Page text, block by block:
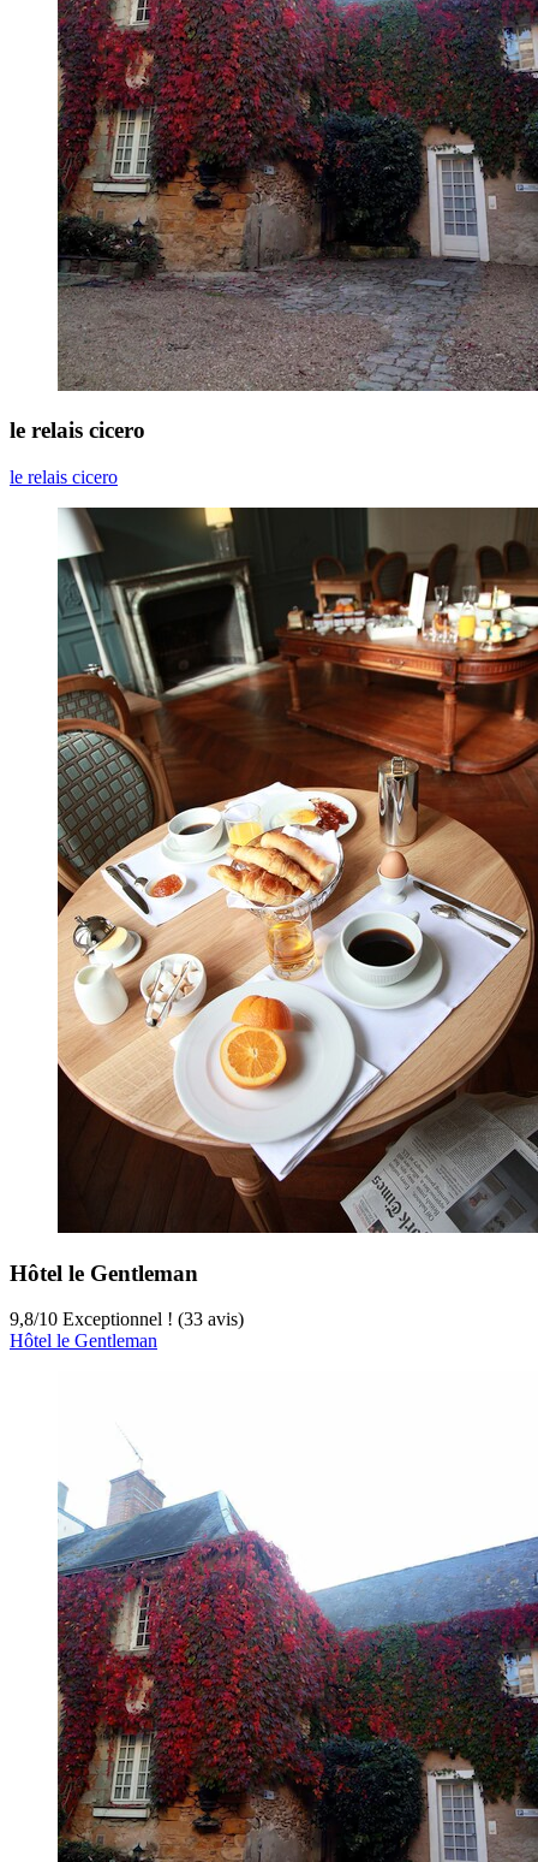
le relais cicero
le relais cicero
Hôtel le Gentleman
9,8/10 Exceptionnel ! (33 avis)
Hôtel le Gentleman